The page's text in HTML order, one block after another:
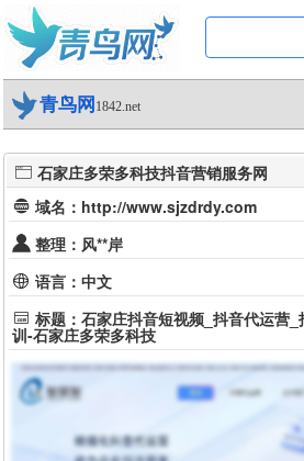
青鸟网 1842.net
石家庄多荣多科技抖音营销服务网
域名：http://www.sjzdrdy.com
整理：风**岸
语言：中文
标题：石家庄抖音短视频_抖音代运营
训-石家庄多荣多科技